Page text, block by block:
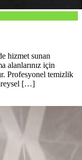
hizmet sunan
alanlarınız için
Profesyonel temizlik
[…]